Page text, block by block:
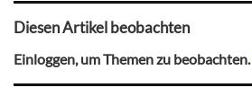
Diesen Artikel beobachten
Einloggen, um Themen zu beobachten.